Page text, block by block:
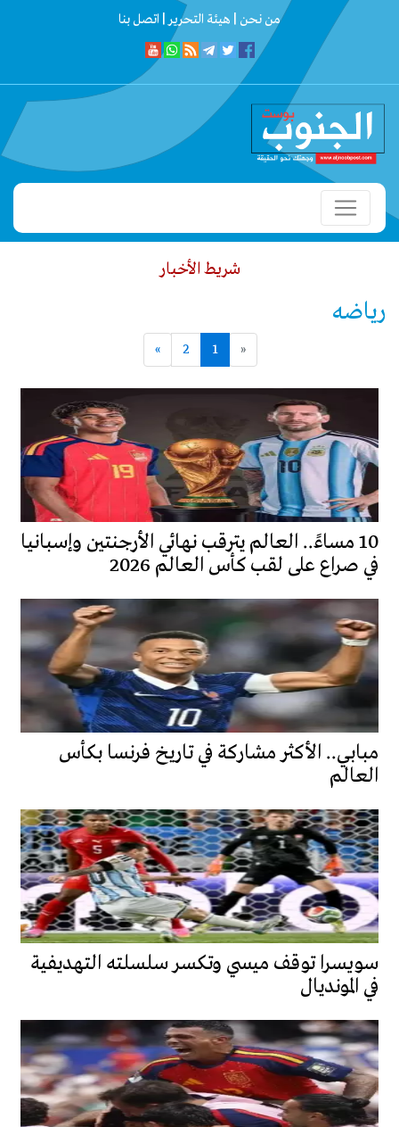
من نحن | هيئة التحرير | اتصل بنا
شريط الأخبار
رياضه
«
1
2
»
10 مساءً.. العالم يترقب نهائي الأرجنتين وإسبانيا
في صراع على لقب كأس العالم 2026
مبابي.. الأكثر مشاركة في تاريخ فرنسا بكأس
العالم
سويسرا توقف ميسي وتكسر سلسلته التهديفية
في المونديال